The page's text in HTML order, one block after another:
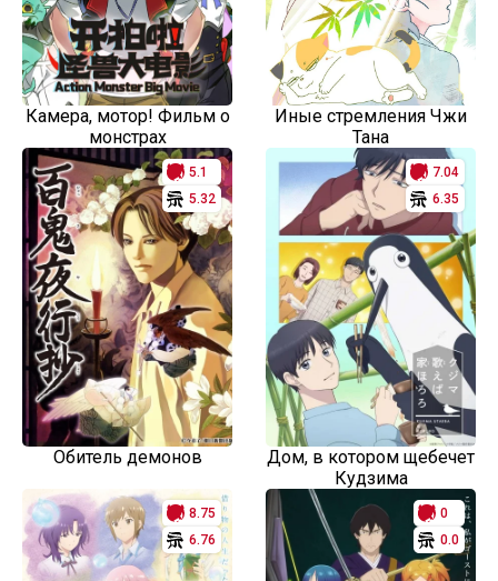
Камера, мотор! Фильм о
монстрах
Иные стремления Чжи
Тана
5.1
5.32
Обитель демонов
7.04
6.35
Дом, в котором щебечет
Кудзима
8.75
6.76
0
0.0